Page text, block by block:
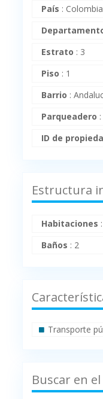
País : Colombia
Estrato : 3
Piso : 1
Barrio :
Parqueadero :
ID de
Estructura
Habitaciones :
Baños : 2
Transporte
Buscar en